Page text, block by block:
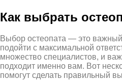
Как выбрать
Выбор остеопата — это важный
подойти с максимальной
множество специалистов, и
подходит именно вам. Вот
помогут сделать правильный